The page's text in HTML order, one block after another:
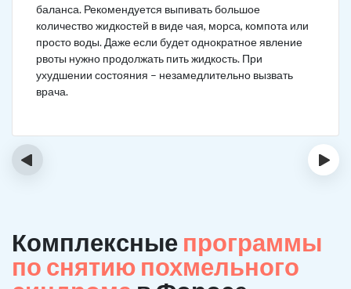
баланса. Рекомендуется выпивать большое
количество жидкостей в виде чая, морса, компота или
просто воды. Даже если будет однократное явление
рвоты нужно продолжать пить жидкость. При
ухудшении состояния – незамедлительно вызвать
врача.
‹ ›
Комплексные программы
по снятию похмельного